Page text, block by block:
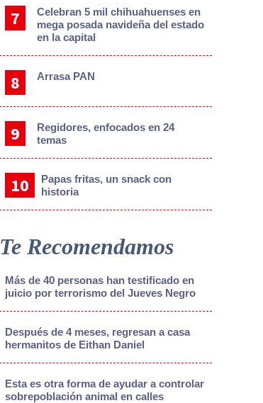
Celebran 5 mil chihuahuenses en
mega posada navideña del estado
en la capital
Arrasa PAN
Regidores, enfocados en 24
temas
Papas fritas, un snack con
historia
Te Recomendamos
Más de 40 personas han testificado en
juicio por terrorismo del Jueves Negro
Después de 4 meses, regresan a casa
hermanitos de Eithan Daniel
Esta es otra forma de ayudar a controlar
sobrepoblación animal en calles